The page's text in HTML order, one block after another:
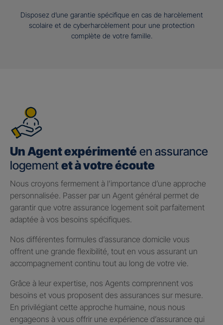
Disposez d’une garantie spécifique en cas de harcèlement
scolaire et de cyberharcèlement pour une protection
complète de votre famille.
Un Agent expérimentéen assurance
logement et à votre écoute
Nous croyons fermement à l’importance d’une approche
personnalisée. Passer par un Agent général permet de
garantir que votre assurance logement soit parfaitement
adaptée à vos besoins spécifiques.
Nos différentes formules d’assurance domicile vous
offrent une grande flexibilité, tout en vous assurant un
accompagnement continu tout au long de votre vie.
Grâce à leur expertise, nos Agents comprennent vos
besoins et vous proposent des assurances sur mesure.
En privilégiant cette approche humaine, nous nous
engageons à vous offrir une expérience d’assurance qui